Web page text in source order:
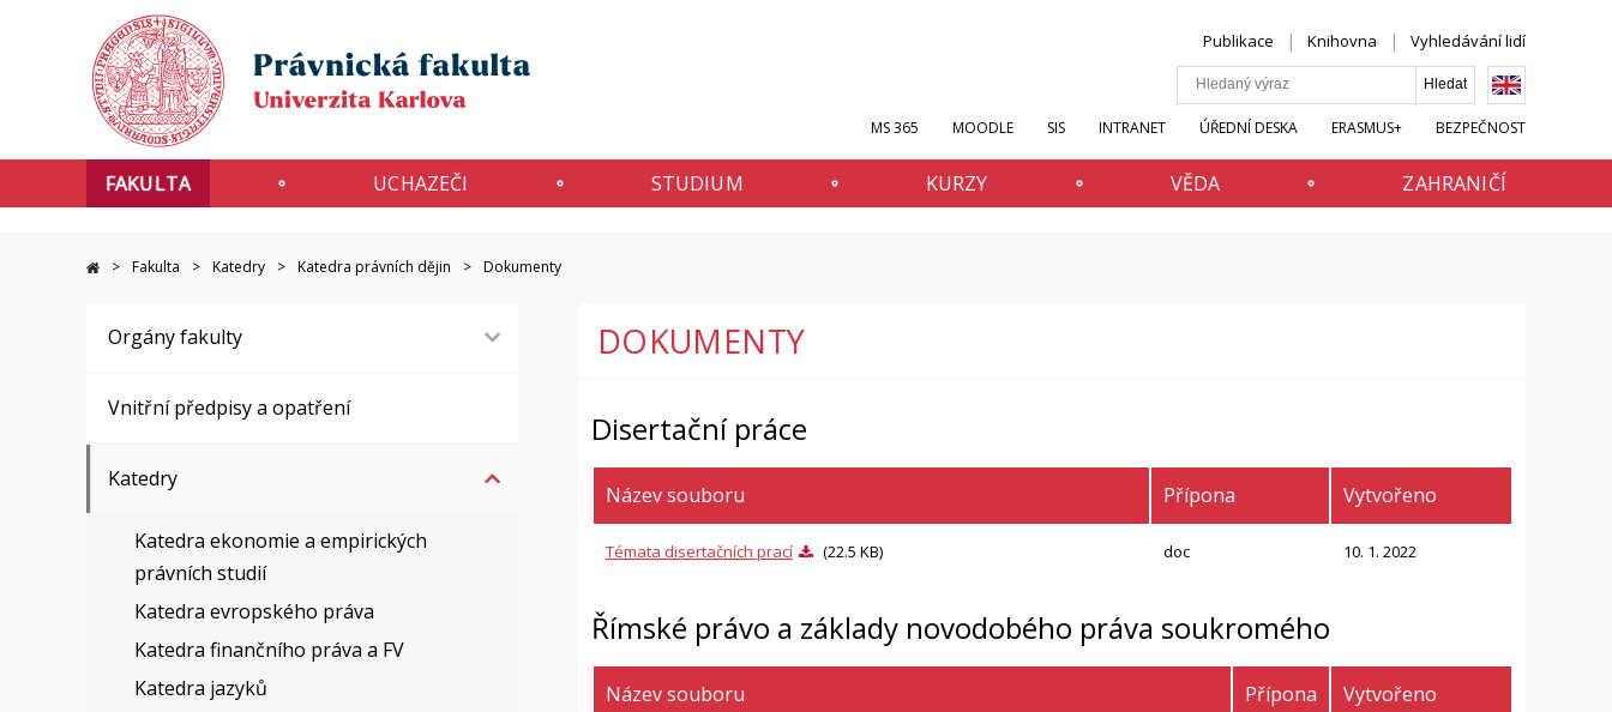
Publikace Knihovna Vyhledávání lidí
MS 365 MOODLE SIS INTRANET ÚŘEDNÍ DESKA ERASMUS+ BEZPEČNOST
FAKULTA UCHAZEČI STUDIUM KURZY VĚDA ZAHRANIČÍ
Fakulta Katedry Katedra právních dějin Dokumenty
Orgány fakulty
Vnitřní předpisy a opatření
Katedry
Katedra ekonomie a empirických
právních studií
Katedra evropského práva
Katedra finančního práva a FV
Katedra jazyků
DOKUMENTY
Disertační práce
Název souboru Přípona Vytvořeno
Témata disertačních prací (22.5 KB) doc 10. 1. 2022
Římské právo a základy novodobého práva soukromého
Název souboru Přípona Vytvořeno